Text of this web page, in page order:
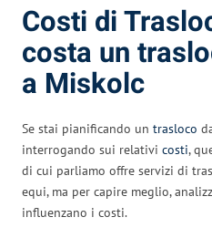
Costi di
costa un
a Miskolc
Se stai pianificando un trasloco
interrogando sui relativi costi,
di cui parliamo offre servizi di
equi, ma per capire meglio,
influenzano i costi.